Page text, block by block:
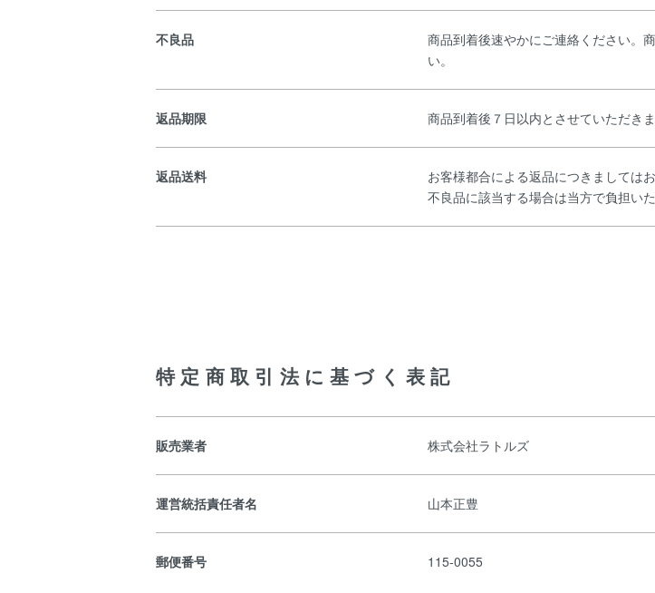
不良品
商品到着後速やかにご連絡ください。
い。
返品期限 商品到着後７日以内とさせていただきま
返品送料
お客様都合による返品につきましては
不良品に該当する場合は当方で負担い
特定商取引法に基づく表記
販売業者 株式会社ラトルズ
運営統括責任者名 山本正豊
郵便番号 115-0055